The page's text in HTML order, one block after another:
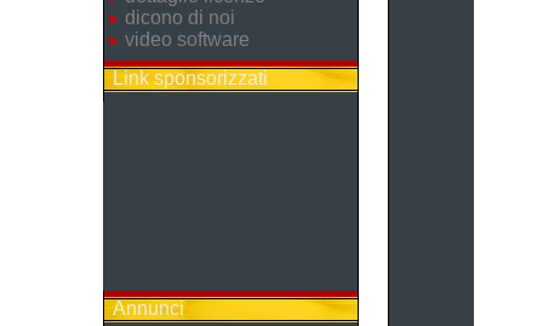
dicono di noi
video software
Link sponsorizzati
Annunci